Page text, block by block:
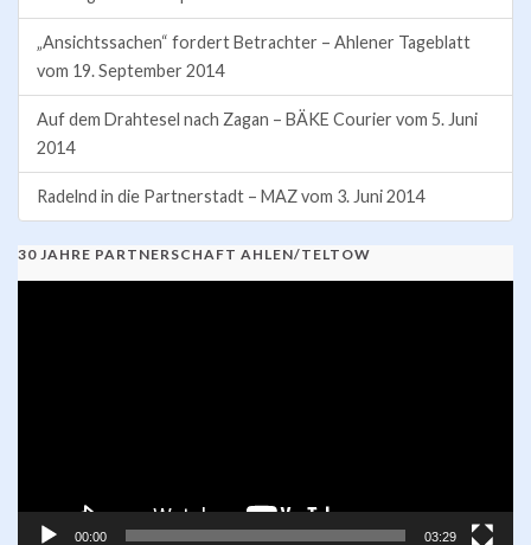
„Ansichtssachen“ fordert Betrachter – Ahlener Tageblatt
vom 19. September 2014
Auf dem Drahtesel nach Zagan – BÄKE Courier vom 5. Juni
2014
Radelnd in die Partnerstadt – MAZ vom 3. Juni 2014
30 JAHRE PARTNERSCHAFT AHLEN/TELTOW
00:00 03:29